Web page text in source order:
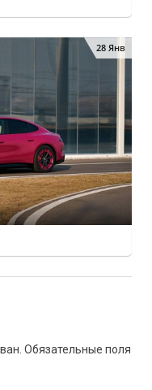
28 Янв
Обязательные поля